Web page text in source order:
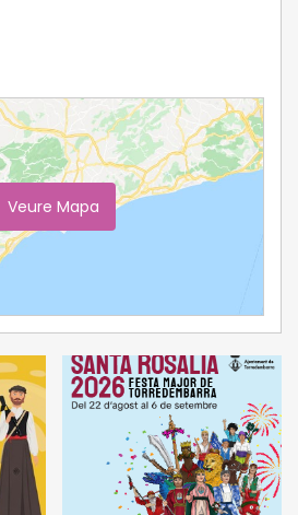
Veure Mapa